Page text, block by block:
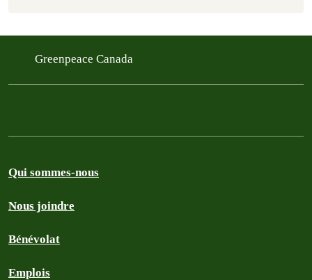
Greenpeace Canada
Qui sommes-nous
Nous joindre
Bénévolat
Emplois